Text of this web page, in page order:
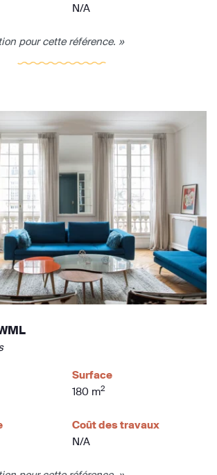
N/A
pour cette référence. »
Surface
180 m2
Coût des travaux
N/A